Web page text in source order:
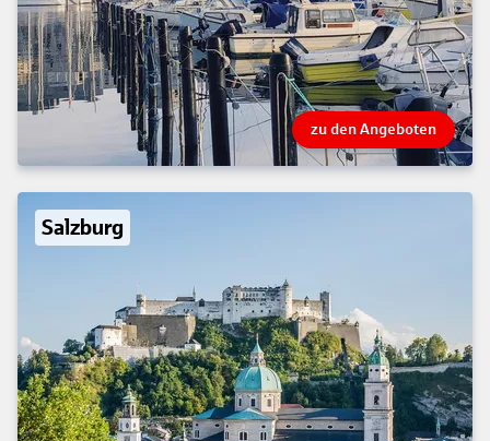
zu den Angeboten
Salzburg